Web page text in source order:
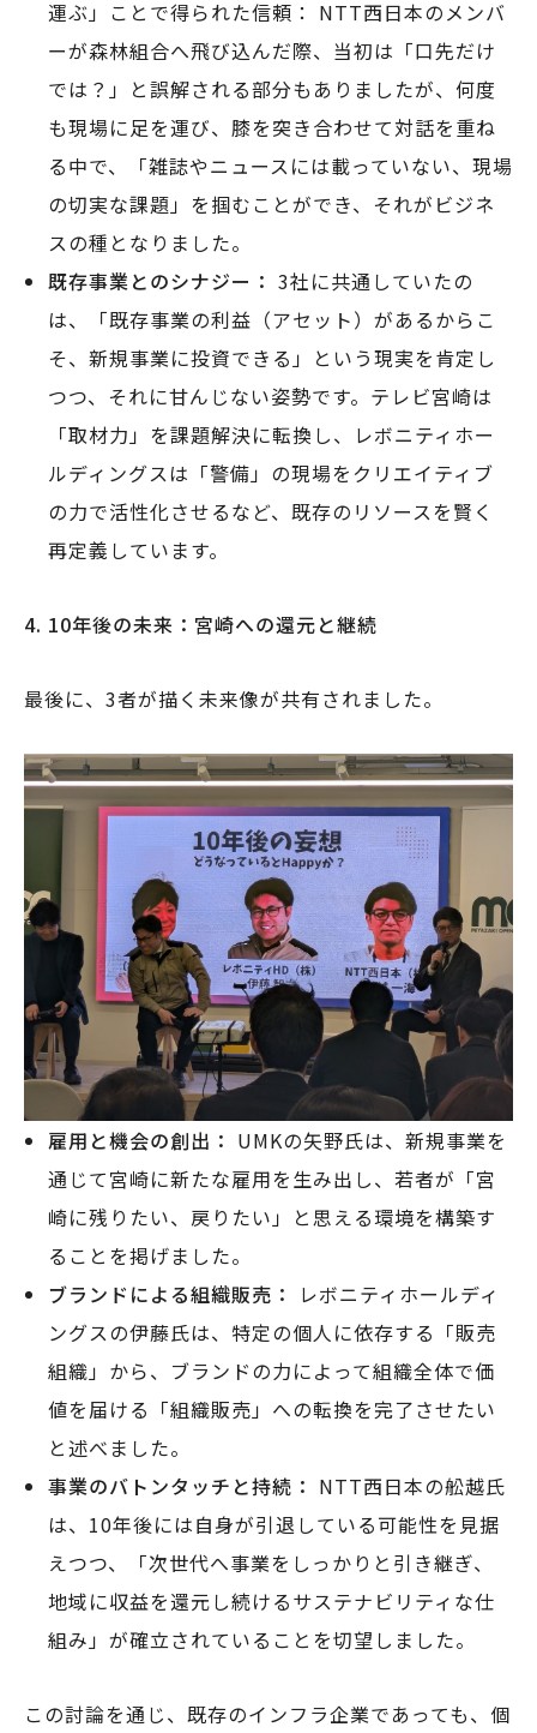
運ぶ」ことで得られた信頼： NTT西日本のメンバ
ーが森林組合へ飛び込んだ際、当初は「口先だけ
では？」と誤解される部分もありましたが、何度
も現場に足を運び、膝を突き合わせて対話を重ね
る中で、「雑誌やニュースには載っていない、現場
の切実な課題」を掴むことができ、それがビジネ
スの種となりました。
既存事業とのシナジー： 3社に共通していたの
は、「既存事業の利益（アセット）があるからこ
そ、新規事業に投資できる」という現実を肯定し
つつ、それに甘んじない姿勢です。テレビ宮崎は
「取材力」を課題解決に転換し、レボニティホー
ルディングスは「警備」の現場をクリエイティブ
の力で活性化させるなど、既存のリソースを賢く
再定義しています。
4. 10年後の未来：宮崎への還元と継続
最後に、3者が描く未来像が共有されました。
雇用と機会の創出： UMKの矢野氏は、新規事業を
通じて宮崎に新たな雇用を生み出し、若者が「宮
崎に残りたい、戻りたい」と思える環境を構築す
ることを掲げました。
ブランドによる組織販売：
レボニティホールディ
ングスの伊藤氏は、特定の個人に依存する「販売
組織」から、ブランドの力によって組織全体で価
値を届ける「組織販売」への転換を完了させたい
と述べました。
事業のバトンタッチと持続： NTT西日本の舩越氏
は、10年後には自身が引退している可能性を見据
えつつ、「次世代へ事業をしっかりと引き継ぎ、
地域に収益を還元し続けるサステナビリティな仕
組み」が確立されていることを切望しました。
この討論を通じ、既存のインフラ企業であっても、個